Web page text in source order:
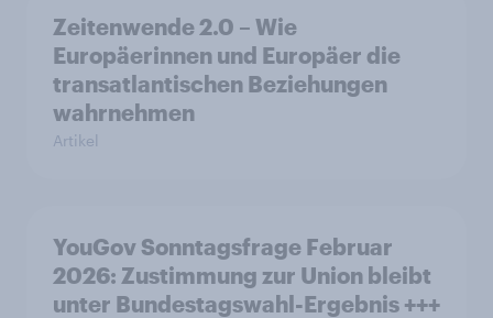
Zeitenwende 2.0 – Wie
Europäerinnen und Europäer die
transatlantischen Beziehungen
wahrnehmen
Artikel
YouGov Sonntagsfrage Februar
2026: Zustimmung zur Union bleibt
unter Bundestagswahl-Ergebnis +++